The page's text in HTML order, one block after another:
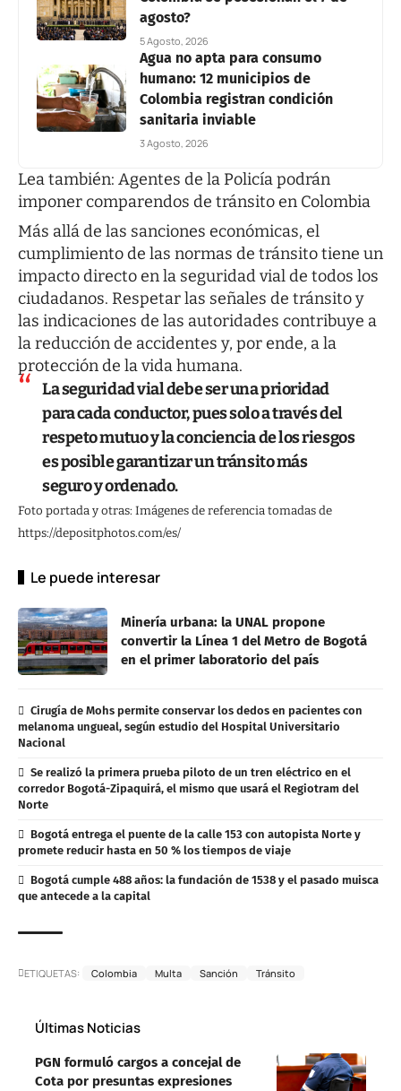
agosto?
5 Agosto, 2026
Agua no apta para consumo
humano: 12 municipios de
Colombia registran condición
sanitaria inviable
3 Agosto, 2026
Lea también: Agentes de la Policía podrán
imponer comparendos de tránsito en Colombia
Más allá de las sanciones económicas, el
cumplimiento de las normas de tránsito tiene un
impacto directo en la seguridad vial de todos los
ciudadanos. Respetar las señales de tránsito y
las indicaciones de las autoridades contribuye a
la reducción de accidentes y, por ende, a la
protección de la vida humana.
La seguridad vial debe ser una prioridad
para cada conductor, pues solo a través del
respeto mutuo y la conciencia de los riesgos
es posible garantizar un tránsito más
seguro y ordenado.
Foto portada y otras: Imágenes de referencia tomadas de
https://depositphotos.com/es/
Le puede interesar
Minería urbana: la UNAL propone
convertir la Línea 1 del Metro de Bogotá
en el primer laboratorio del país
Cirugía de Mohs permite conservar los dedos en pacientes con
melanoma ungueal, según estudio del Hospital Universitario
Nacional
Se realizó la primera prueba piloto de un tren eléctrico en el
corredor Bogotá-Zipaquirá, el mismo que usará el Regiotram del
Norte
Bogotá entrega el puente de la calle 153 con autopista Norte y
promete reducir hasta en 50 % los tiempos de viaje
Bogotá cumple 488 años: la fundación de 1538 y el pasado muisca
que antecede a la capital
ETIQUETAS: Colombia Multa Sanción Tránsito
Últimas Noticias
PGN formuló cargos a concejal de
Cota por presuntas expresiones